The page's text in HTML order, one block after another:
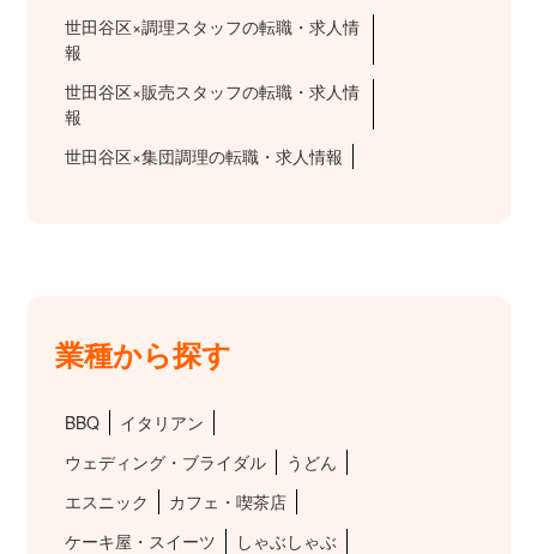
世田谷区×調理スタッフの転職・求人情
報
世田谷区×販売スタッフの転職・求人情
報
世田谷区×集団調理の転職・求人情報
業種から探す
BBQ
イタリアン
ウェディング・ブライダル
うどん
エスニック
カフェ・喫茶店
ケーキ屋・スイーツ
しゃぶしゃぶ